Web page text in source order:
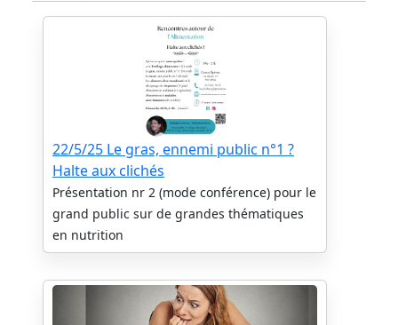
22/5/25 Le gras, ennemi public n°1 ?
Halte aux clichés
Présentation nr 2 (mode conférence) pour le
grand public sur de grandes thématiques
en nutrition